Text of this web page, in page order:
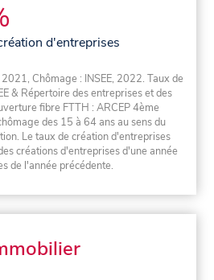
d'entreprises
Chômage : INSEE, 2022. Taux de
& Répertoire des entreprises et des
fibre FTTH : ARCEP 4ème
des 15 à 64 ans au sens du
Le taux de création d'entreprises
créations d'entreprises d'une année
de l'année précédente.